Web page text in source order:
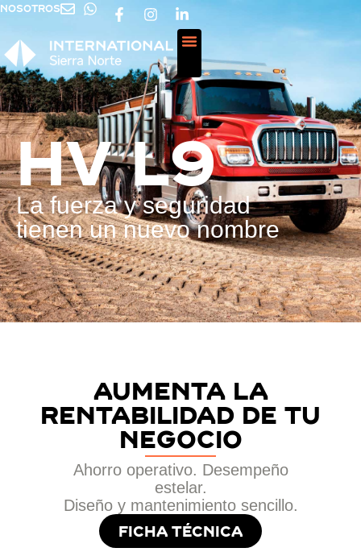
NOSOTROS
HV L9
La fuerza y seguridad
tienen un nuevo nombre
Aumenta la
rentabilidad de tu
negocio
Ahorro operativo. Desempeño
estelar.
Diseño y mantenimiento sencillo.
Ficha técnica